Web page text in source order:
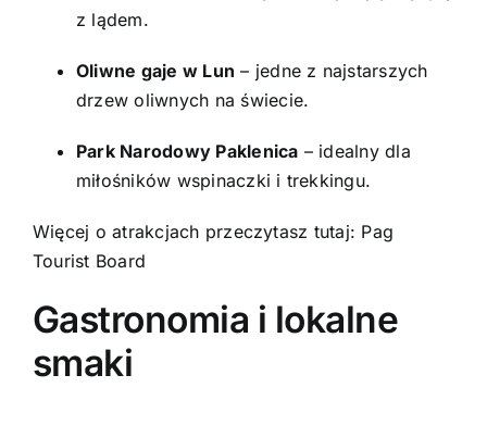
z lądem.
Oliwne gaje w Lun – jedne z najstarszych
drzew oliwnych na świecie.
Park Narodowy Paklenica – idealny dla
miłośników wspinaczki i trekkingu.
Więcej o atrakcjach przeczytasz tutaj: Pag
Tourist Board
Gastronomia i lokalne
smaki